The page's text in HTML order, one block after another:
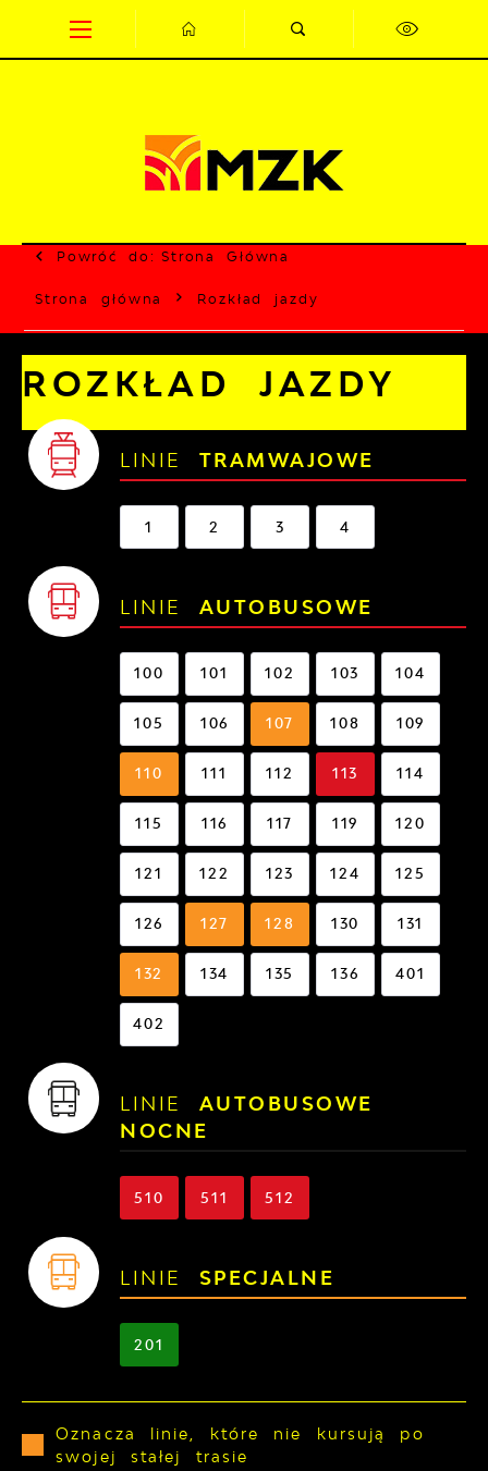
Przejdź do menu.
Przejdź do wyszukiwarki.
Przejdź do treści.
Przejdź do ustawień wielkości czcionki.
Wyłącz wersję kontrastową strony.
Powróć do: Strona Główna
Strona główna Rozkład jazdy
ROZKŁAD JAZDY
LINIE TRAMWAJOWE
1 2 3 4
LINIE AUTOBUSOWE
100 101 102 103 104
105 106 107 108 109
110 111 112 113 114
115 116 117 119 120
121 122 123 124 125
126 127 128 130 131
132 134 135 136 401
402
LINIE AUTOBUSOWE
NOCNE
510 511 512
LINIE SPECJALNE
201
Oznacza linie, które nie kursują po
swojej stałej trasie